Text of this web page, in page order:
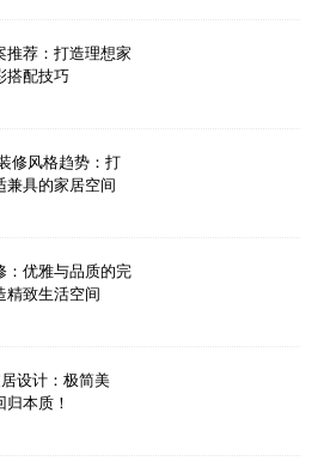
推荐：打造理想家
搭配技巧
修风格趋势：打
兼具的家居空间
：优雅与品质的完
精致生活空间
设计：极简美
本质！